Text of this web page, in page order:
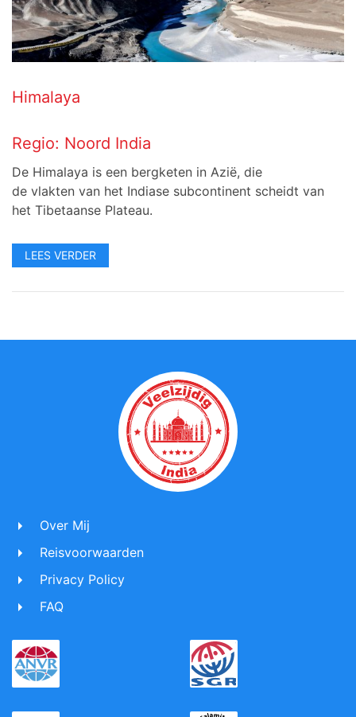
Himalaya
Regio: Noord India
De Himalaya is een bergketen in Azië, die
de vlakten van het Indiase subcontinent scheidt van
het Tibetaanse Plateau.
LEES VERDER
Over Mij
Reisvoorwaarden
Privacy Policy
FAQ